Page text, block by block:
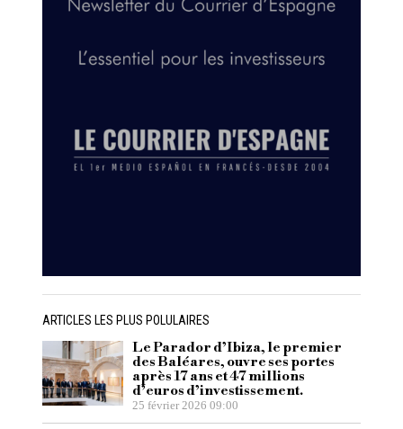
ARTICLES LES PLUS POLULAIRES
Le Parador d’Ibiza, le premier
des Baléares, ouvre ses portes
après 17 ans et 47 millions
d’euros d’investissement.
25 février 2026 09:00